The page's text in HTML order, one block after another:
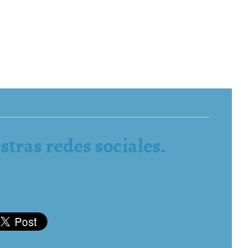
redes sociales.